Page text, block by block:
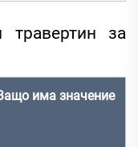
травертин за
има значение